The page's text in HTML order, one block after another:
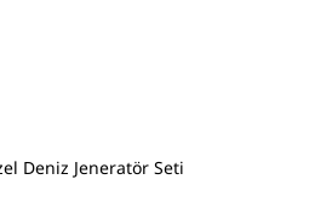
Deniz Jeneratör Seti